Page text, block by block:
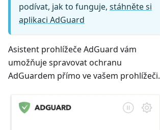
podívat, jak to funguje, stáhněte si
aplikaci AdGuard
Asistent prohlížeče AdGuard vám
umožňuje spravovat ochranu
AdGuardem přímo ve vašem prohlížeči.